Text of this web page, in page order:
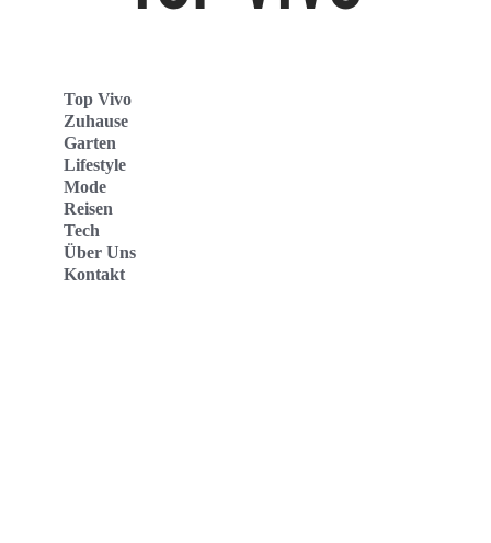
Top Vivo
Zuhause
Garten
Lifestyle
Mode
Reisen
Tech
Über Uns
Kontakt